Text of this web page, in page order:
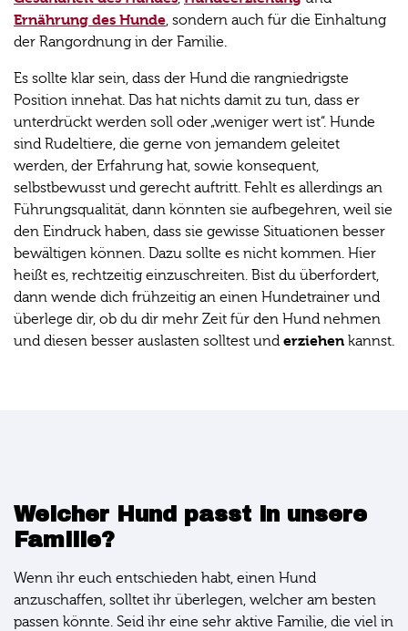
Ernährung des Hunde, sondern auch für die Einhaltung
der Rangordnung in der Familie.
Es sollte klar sein, dass der Hund die rangniedrigste
Position innehat. Das hat nichts damit zu tun, dass er
unterdrückt werden soll oder „weniger wert ist“. Hunde
sind Rudeltiere, die gerne von jemandem geleitet
werden, der Erfahrung hat, sowie konsequent,
selbstbewusst und gerecht auftritt. Fehlt es allerdings an
Führungsqualität, dann könnten sie aufbegehren, weil sie
den Eindruck haben, dass sie gewisse Situationen besser
bewältigen können. Dazu sollte es nicht kommen. Hier
heißt es, rechtzeitig einzuschreiten. Bist du überfordert,
dann wende dich frühzeitig an einen Hundetrainer und
überlege dir, ob du dir mehr Zeit für den Hund nehmen
und diesen besser auslasten solltest und erziehen kannst.
Welcher Hund passt in unsere
Familie?
Wenn ihr euch entschieden habt, einen Hund
anzuschaffen, solltet ihr überlegen, welcher am besten
passen könnte. Seid ihr eine sehr aktive Familie, die viel in